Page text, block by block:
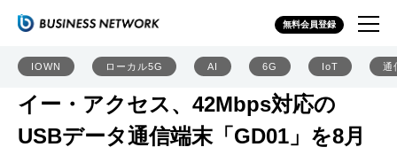
無料会員登録
IOWN ローカル5G AI 6G IoT 通
イー・アクセス、42Mbps対応の
USBデータ通信端末「GD01」を8月